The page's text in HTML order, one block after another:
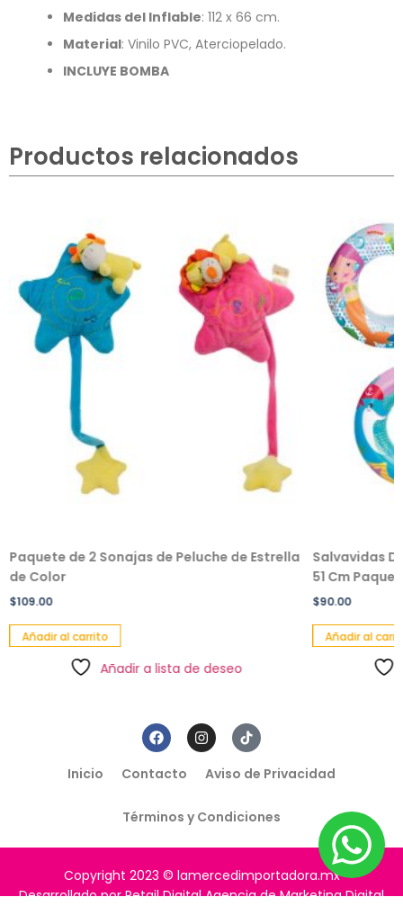
Medidas del Inflable: 112 x 66 cm.
Material: Vinilo PVC, Aterciopelado.
INCLUYE BOMBA
Productos relacionados
Paquete de 2 Sonajas de Peluche de Estrella
de Color
$109.00
Añadir al carrito
Añadir a lista de deseo
Salvavidas
51 Cm
$90.00
Añadir al
Inicio Contacto Aviso de Privacidad
Términos y Condiciones
Copyright 2023 © lamercedimportadora.mx
Desarrollado por Retail Digital Agencia de Marketing Digital